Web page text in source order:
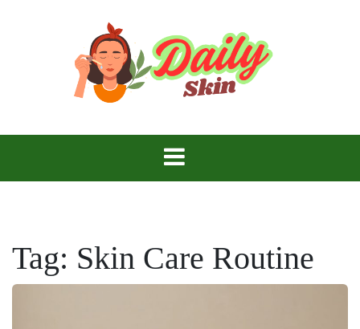
Daily Skin
Tag: Skin Care Routine